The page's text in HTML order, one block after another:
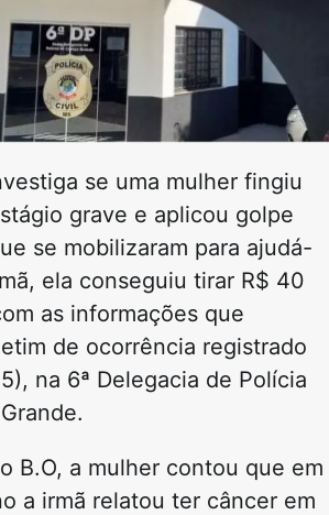
se uma mulher fingiu
grave e aplicou golpe
se mobilizaram para ajudá-
ela conseguiu tirar R$ 40
as informações que
de ocorrência registrado
na 6ª Delegacia de Polícia
B.O, a mulher contou que em
a irmã relatou ter câncer em